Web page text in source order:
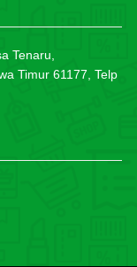
Tenaru,
Timur 61177, Telp